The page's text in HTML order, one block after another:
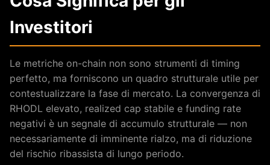
Investitori
Le metriche on-chain non sono strumenti di timing
perfetto, ma forniscono un quadro strutturale utile per
contestualizzare la fase di mercato. La convergenza di
RHODL elevato, realized cap stabile e funding rate
negativi è un segnale di accumulo strutturale — non
necessariamente di imminente rialzo, ma di riduzione
del rischio ribassista di lungo periodo.